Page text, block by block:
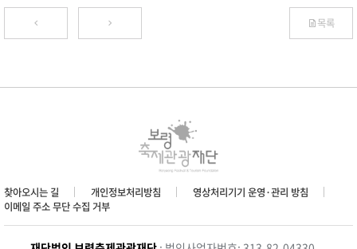
목록
찾아오시는 길 개인정보처리방침
영상처리기기 운영·관리 방침
이메일 주소 무단 수집 거부